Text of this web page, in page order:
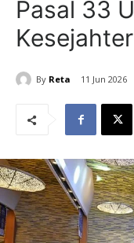
Pasal 33
By Reta 11 Jun 2026